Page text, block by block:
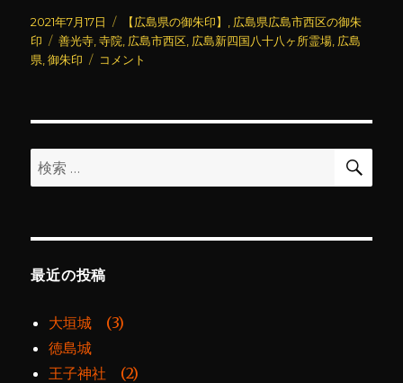
投
稿
日:
2021年7月17日
カ
テ
ゴ
【広島県の御朱印】
広島県広島市西区の御朱
印
タ
グ
善光寺 ,寺院 広島市西区 広島新四国八十八ヶ所霊場 広島
県 ,御朱印
善
コメント
検
索:
検
最近の投稿
大垣城 (3)
徳島城
王子神社 (2)